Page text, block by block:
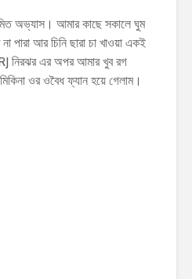
অভ্যাস। আমার কাছে সকালে ঘুম
আর চিনি ছারা চা খাওয়া একই
নিরঝর এর অপর আমার খুব রগ
ওর ওবৈধ ফ্যান হয়ে গেলাম।